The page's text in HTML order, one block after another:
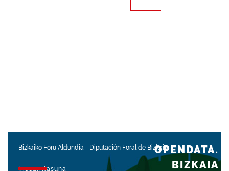
Bizkaiko Foru Aldundia - Diputación Foral de Bizkaia
Irisgarritasuna
OPENDATA.
BIZKAIA